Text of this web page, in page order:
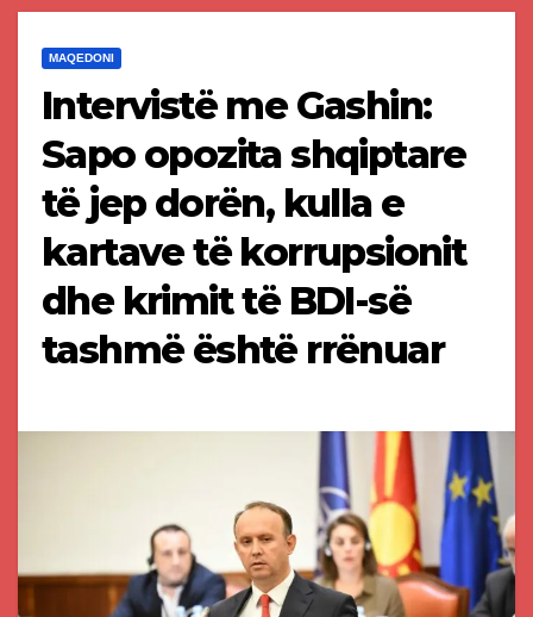
MAQEDONI
Intervistë me Gashin:
Sapo opozita shqiptare
të jep dorën, kulla e
kartave të korrupsionit
dhe krimit të BDI-së
tashmë është rrënuar